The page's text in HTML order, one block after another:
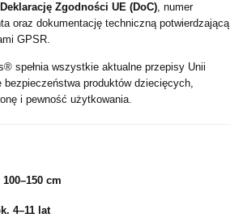
Deklarację Zgodności UE (DoC), numer
oraz dokumentację techniczną potwierdzającą
GPSR.
spełnia wszystkie aktualne przepisy Unii
bezpieczeństwa produktów dziecięcych,
i pewność użytkowania.
100–150 cm
4–11 lat